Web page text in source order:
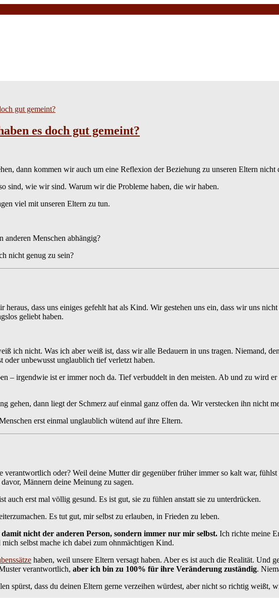
es doch gut gemeint?
dann kommen wir auch um eine Reflexion der Beziehung zu unseren Eltern nicht
sind, wie wir sind. Warum wir die Probleme haben, die wir haben.
viel mit unseren Eltern zu tun.
Menschen abhängig?
nicht genug zu sein?
dass uns einiges gefehlt hat als Kind. Wir gestehen uns ein, dass wir uns
geliebt haben.
ich nicht. Was ich aber weiß ist, dass wir alle Bedauern in uns tragen. Niemand,
oder unbewusst unglaublich tief verletzt haben.
– irgendwie ist er immer noch da. Tief verbuddelt in den meisten. Ab und zu wird
gehen, dann liegt der Schmerz auf einmal ganz offen da. Wir verstecken ihn nicht
erst einmal unglaublich wütend auf ihre Eltern.
oder? Weil deine Mutter dir gegenüber früher immer so kalt war,
Männern deine Meinung zu sagen.
auch erst mal völlig gesund. Es ist gut, sie zu fühlen anstatt sie zu unterdrücken.
Es tut gut, mir selbst zu erlauben, in Frieden zu leben.
nicht der anderen Person, sondern immer nur mir selbst. Ich richte meine
selbst mache ich dabei zum ohnmächtigen Kind.
haben, weil unsere Eltern versagt haben. Aber es ist auch die Realität. Und
verantwortlich, aber ich bin zu 100% für ihre Veränderung zuständig.
spürst, dass du deinen Eltern gerne verzeihen würdest, aber nicht so richtig weißt,